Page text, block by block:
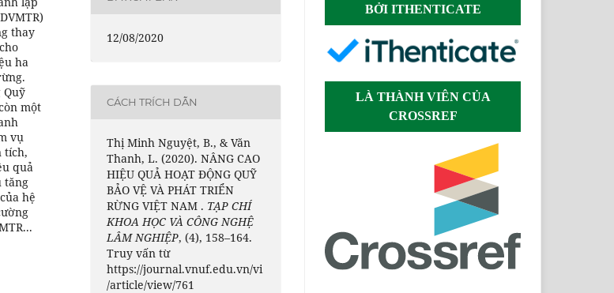
thay
ha
Quỹ
một
vụ
tích,
quả
tăng
hệ
12/08/2020
CÁCH TRÍCH DẪN
Thị Minh Nguyệt, B., & Văn
Thanh, L. (2020). NÂNG CAO
HIỆU QUẢ HOẠT ĐỘNG QUỸ
BẢO VỆ VÀ PHÁT TRIỂN
RỪNG VIỆT NAM . TẠP CHÍ
KHOA HỌC VÀ CÔNG NGHỆ
LÂM NGHIỆP, (4), 158–164.
Truy vấn từ
https://journal.vnuf.edu.vn/vi
/article/view/761
BỞI ITHENTICATE
LÀ THÀNH VIÊN CỦA
CROSSREF